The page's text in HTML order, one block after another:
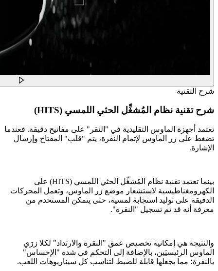
شرح التقنية
شرح تقنية نظام المُشغِّل الحثي اللمسي (HITS)
تعتمد أجهزة الماوس التقليدية في "النقر" على مفاتيح دقيقة. فعندما
تضغط على زر الماوس لإتمام النقرة، يتم "قلب" المفتاح وإرسال
الإشارة.
بينما تعتمد تقنية نظام المُشغِّل الحثي اللمسي (HITS) على
الكهرومغناطيسية لاستشعار موضع زر الماوس، وتعمل المحركات
الدقيقة على توليد استجابة لمسية، حتى يتمكن المستخدم من
معرفة أنه قد تم تسجيل "النقرة".
والنتيجة هي إمكانية تخصيص عمق "النقرة والارتداد" لكلا زرَي
الماوس الرئيسيَين، بالإضافة إلى التحكم في شدة "الإحساس"
بالنقرة؛ مما يجعلها قابلة للضبط لتناسب كل سيناريوهات اللعب.